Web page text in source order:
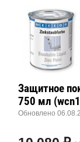
Защитное
750 мл
Обновлено